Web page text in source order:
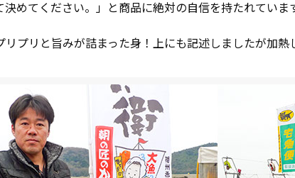
決めてください。」と商品に絶対の自信を持たれてい
プリと旨みが詰まった身！上にも記述しましたが加